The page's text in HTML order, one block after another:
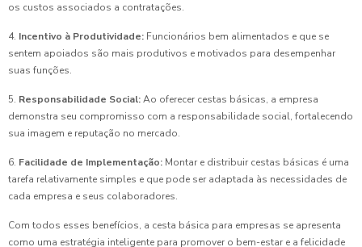
os custos associados a contratações.
4. Incentivo à Produtividade: Funcionários bem alimentados e que se
sentem apoiados são mais produtivos e motivados para desempenhar
suas funções.
5. Responsabilidade Social:Ao oferecer cestas básicas, a empresa
demonstra seu compromisso com a responsabilidade social, fortalecendo
sua imagem e reputação no mercado.
6. Facilidade de Implementação: Montar e distribuir cestas básicas é uma
tarefa relativamente simples e que pode ser adaptada às necessidades de
cada empresa e seus colaboradores.
Com todos esses benefícios, a cesta básica para empresas se apresenta
como uma estratégia inteligente para promover o bem-estar e a felicidade